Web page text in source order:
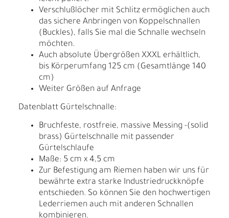
Verschlußlöcher mit Schlitz ermöglichen auch
das sichere Anbringen von Koppelschnallen
(Buckles), falls Sie mal die Schnalle wechseln
möchten.
Auch absolute Übergrößen XXXL erhältlich,
bis Körperumfang 125 cm (Gesamtlänge 140
cm)
Weiter Größen auf Anfrage
Datenblatt Gürtelschnalle:
Bruchfeste, rostfreie, massive Messing -(solid
brass) Gürtelschnalle mit passender
Gürtelschlaufe
Maße: 5 cm x 4,5 cm
Zur Befestigung am Riemen haben wir uns für
bewährte extra starke Industriedruckknöpfe
entschieden. So können Sie den hochwertigen
Lederriemen auch mit anderen Schnallen
kombinieren.